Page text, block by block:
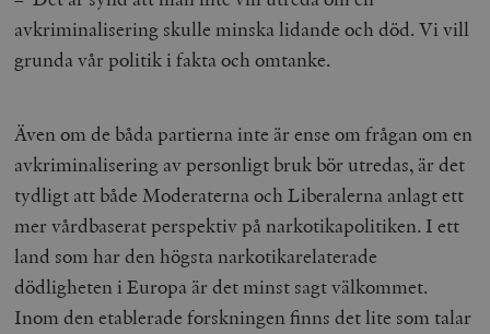
avkriminalisering skulle minska lidande och död. Vi vill
grunda vår politik i fakta och omtanke.
Även om de båda partierna inte är ense om frågan om en
avkriminalisering av personligt bruk bör utredas, är det
tydligt att både Moderaterna och Liberalerna anlagt ett
mer vårdbaserat perspektiv på narkotikapolitiken. I ett
land som har den högsta narkotikarelaterade
dödligheten i Europa är det minst sagt välkommet.
Inom den etablerade forskningen finns det lite som talar
woocommerce_items_in_cart
Automattic
timbro.se
wp_woocommerce_session_[abcdef0123456789]
{32}
__cf_bm
Cloudflare